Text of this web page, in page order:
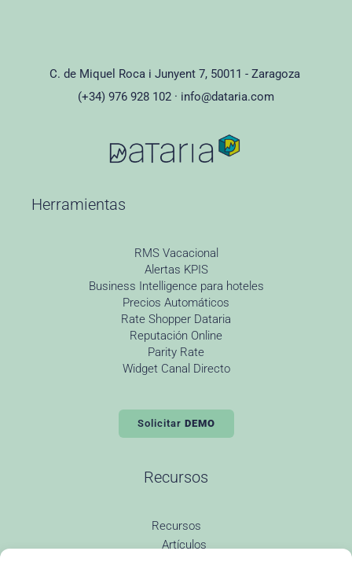
C. de Miquel Roca i Junyent 7, 50011 - Zaragoza
(+34) 976 928 102 · info@dataria.com
Herramientas
RMS Vacacional
Alertas KPIS
Business Intelligence para hoteles
Precios Automáticos
Rate Shopper Dataria
Reputación Online
Parity Rate
Widget Canal Directo
Solicitar DEMO
Recursos
Recursos
Artículos